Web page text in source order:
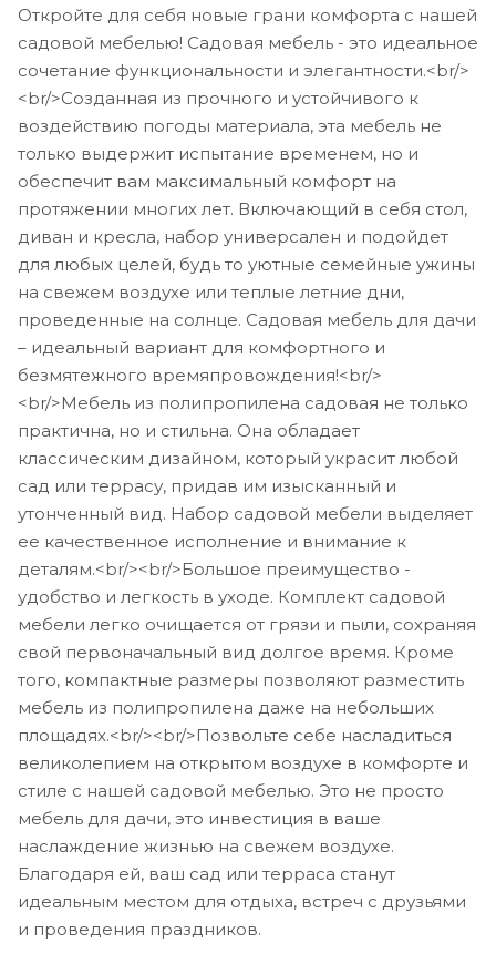
Откройте для себя новые грани комфорта с нашей
садовой мебелью! Садовая мебель - это идеальное
сочетание функциональности и элегантности.<br/>
<br/>Созданная из прочного и устойчивого к
воздействию погоды материала, эта мебель не
только выдержит испытание временем, но и
обеспечит вам максимальный комфорт на
протяжении многих лет. Включающий в себя стол,
диван и кресла, набор универсален и подойдет
для любых целей, будь то уютные семейные ужины
на свежем воздухе или теплые летние дни,
проведенные на солнце. Садовая мебель для дачи
– идеальный вариант для комфортного и
безмятежного времяпровождения!<br/>
<br/>Мебель из полипропилена садовая не только
практична, но и стильна. Она обладает
классическим дизайном, который украсит любой
сад или террасу, придав им изысканный и
утонченный вид. Набор садовой мебели выделяет
ее качественное исполнение и внимание к
деталям.<br/><br/>Большое преимущество -
удобство и легкость в уходе. Комплект садовой
мебели легко очищается от грязи и пыли, сохраняя
свой первоначальный вид долгое время. Кроме
того, компактные размеры позволяют разместить
мебель из полипропилена даже на небольших
площадях.<br/><br/>Позвольте себе насладиться
великолепием на открытом воздухе в комфорте и
стиле с нашей садовой мебелью. Это не просто
мебель для дачи, это инвестиция в ваше
наслаждение жизнью на свежем воздухе.
Благодаря ей, ваш сад или терраса станут
идеальным местом для отдыха, встреч с друзьями
и проведения праздников.